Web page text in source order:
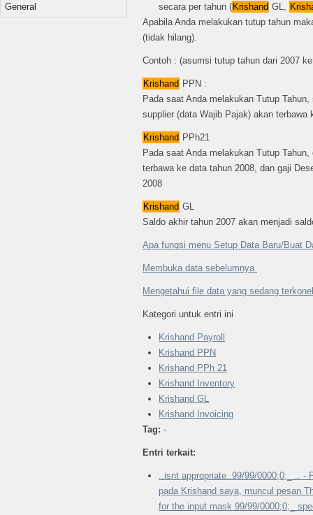
General
secara per tahun (Krishand GL,
Apabila Anda melakukan tutup tahun
(tidak hilang).
Contoh : (asumsi tutup tahun dari 2007
Krishand PPN :
Pada saat Anda melakukan Tutup
supplier (data Wajib Pajak) akan terbawa
Krishand PPh21
Pada saat Anda melakukan Tutup
terbawa ke data tahun 2008, dan gaji
2008
Krishand GL
Saldo akhir tahun 2007 akan menjadi
Apa fungsi menu Setup Data Baru/Buat
Membuka data sebelumnya
Mengetahui file data yang sedang
Kategori untuk entri ini
Krishand Payroll
Krishand PPN
Krishand PPh 21
Krishand Inventory
Krishand GL
Krishand Invoicing
Tag: -
Entri terkait:
..isnt appropriate..99/99/0000;0;_ ..
pada Krishand saya, muncul pesan
for the input mask 99/99/0000;0;_